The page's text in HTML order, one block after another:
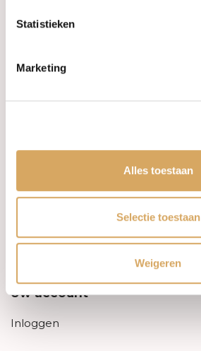
Statistieken
Marketing
Alles toestaan
Selectie toestaan
Weigeren
Leveringsvoorwaarden
Privacy Policy
Uw account
Inloggen